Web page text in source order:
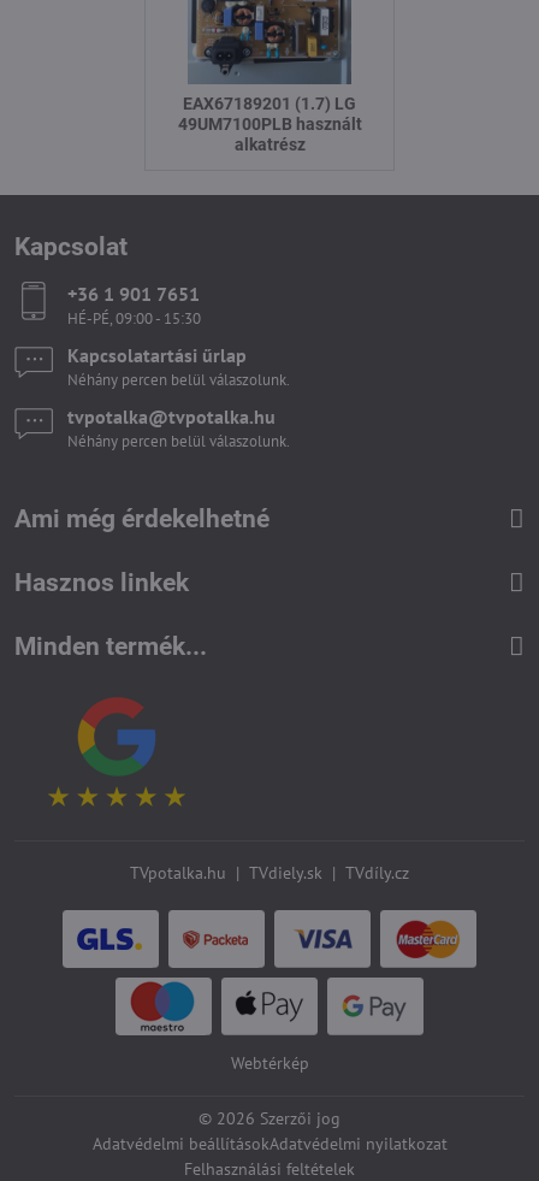
EAX67189201 (1.7) LG
49UM7100PLB használt
alkatrész
Kapcsolat
+36 1 901 7651
HÉ-PÉ, 09:00 - 15:30
Kapcsolatartási űrlap
Néhány percen belül válaszolunk.
tvpotalka​@tvpotalka​.hu
Néhány percen belül válaszolunk.
Ami még érdekelhetné
Hasznos linkek
Minden termék...
TVpotalka.hu | TVdiely.sk | TVdíly.cz
Webtérkép
© 2026 Szerzői jog
Adatvédelmi beállításokAdatvédelmi nyilatkozat
Felhasználási feltételek